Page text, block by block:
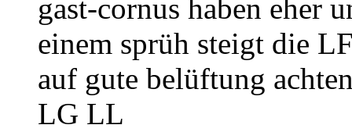
gast-cornus haben eher
einem sprüh steigt die
auf gute belüftung
LG LL